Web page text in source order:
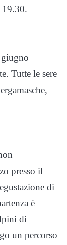
19.30.
giugno
Tutte le sere
presso il
di
è
di
un percorso